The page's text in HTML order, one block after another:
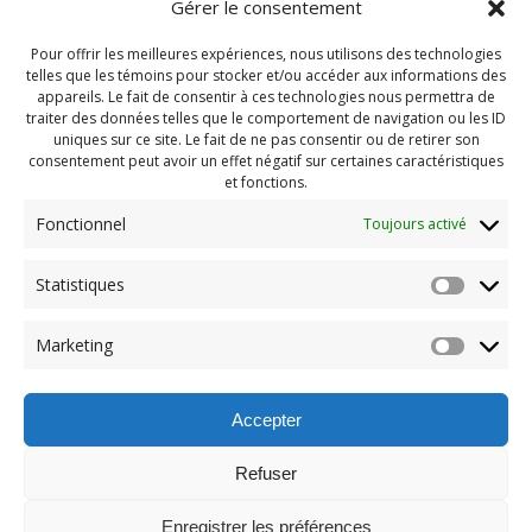
Gérer le consentement
Pour offrir les meilleures expériences, nous utilisons des technologies
telles que les témoins pour stocker et/ou accéder aux informations des
appareils. Le fait de consentir à ces technologies nous permettra de
traiter des données telles que le comportement de navigation ou les ID
uniques sur ce site. Le fait de ne pas consentir ou de retirer son
consentement peut avoir un effet négatif sur certaines caractéristiques
et fonctions.
Fonctionnel Toujours activé
Statistiques
Marketing
Accepter
Refuser
Enregistrer les préférences
Navigation
de
l'article
Previous:
post: